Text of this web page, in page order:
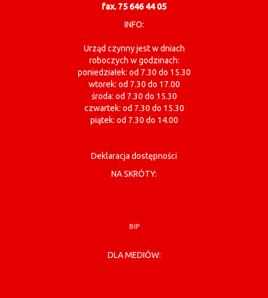
fax. 75 646 44 05
INFO:
Urząd czynny jest w dniach
roboczych w godzinach:
poniedziałek: od 7.30 do 15.30
wtorek: od 7.30 do 17.00
środa: od 7.30 do 15.30
czwartek: od 7.30 do 15.30
piątek: od 7.30 do 14.00
Deklaracja dostępności
NA SKRÓTY:
BIP
DLA MEDIÓW: